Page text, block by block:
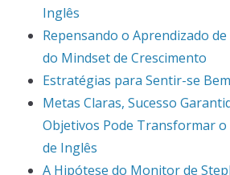
Inglês
Repensando o Aprendizado
do Mindset de Crescimento
Estratégias para Sentir-se
Metas Claras, Sucesso
Objetivos Pode Transformar o
de Inglês
A Hipótese do Monitor de